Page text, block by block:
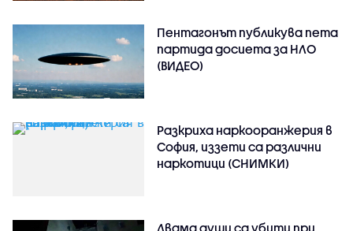
Пентагонът публикува пета
партида досиета за НЛО
(ВИДЕО)
Разкриха наркооранжерия в
София, иззети са различни
наркотици (СНИМКИ)
Двама души са убити при